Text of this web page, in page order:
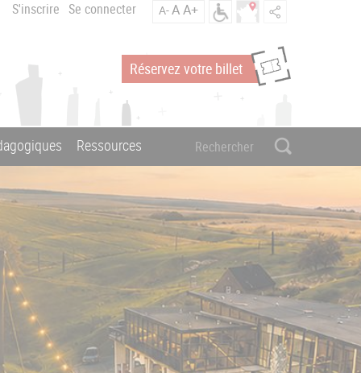
S'inscrire Se connecter A-AA+
Réservez votre billet
Ressources